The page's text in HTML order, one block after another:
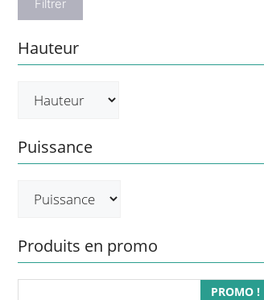
Filtrer
Hauteur
Puissance
Produits en promo
PROMO !